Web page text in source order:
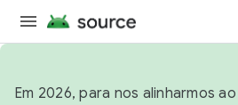
Em 2026, para nos alinharmos